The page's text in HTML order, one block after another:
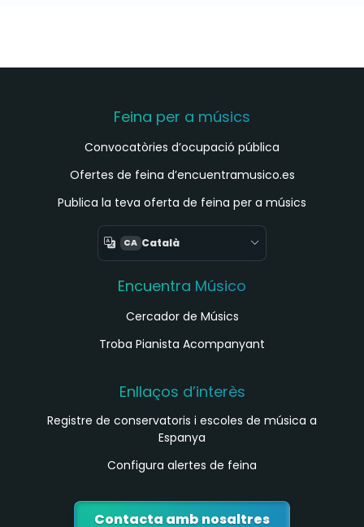
Feina per a músics
Convocatòries d’ocupació pública
Ofertes de feina d’encuentramusico.es
Publica la teva oferta de feina per a músics
CA Català
Encuentra Músico
Cercador de Músics
Troba Pianista Acompanyant
Enllaços d’interès
Registre de conservatoris i escoles de música a
Espanya
Configura alertes de feina
Contacta amb nosaltres